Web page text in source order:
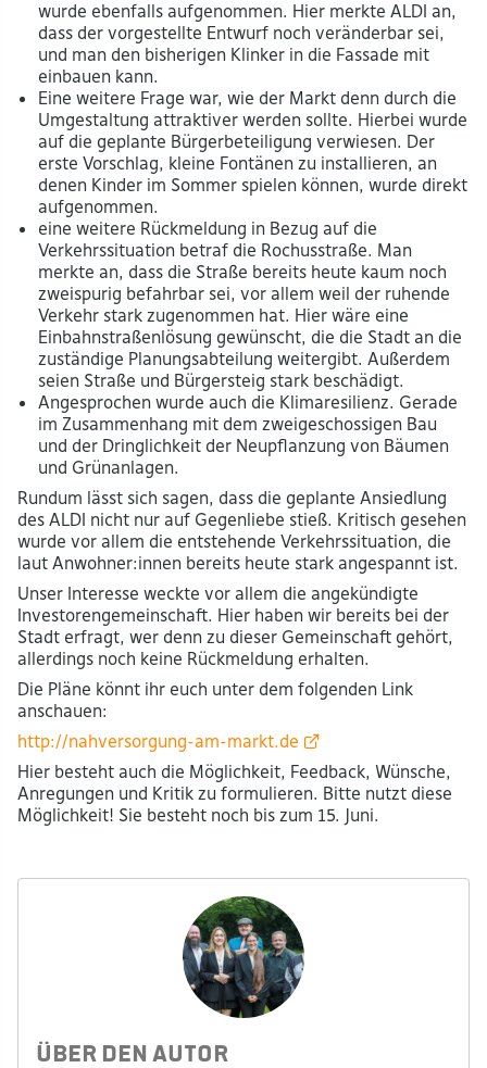
wurde ebenfalls aufgenommen. Hier merkte ALDI an,
dass der vorgestellte Entwurf noch veränderbar sei,
und man den bisherigen Klinker in die Fassade mit
einbauen kann.
Eine weitere Frage war, wie der Markt denn durch die
Umgestaltung attraktiver werden sollte. Hierbei wurde
auf die geplante Bürgerbeteiligung verwiesen. Der
erste Vorschlag, kleine Fontänen zu installieren, an
denen Kinder im Sommer spielen können, wurde direkt
aufgenommen.
eine weitere Rückmeldung in Bezug auf die
Verkehrssituation betraf die Rochusstraße. Man
merkte an, dass die Straße bereits heute kaum noch
zweispurig befahrbar sei, vor allem weil der ruhende
Verkehr stark zugenommen hat. Hier wäre eine
Einbahnstraßenlösung gewünscht, die die Stadt an die
zuständige Planungsabteilung weitergibt. Außerdem
seien Straße und Bürgersteig stark beschädigt.
Angesprochen wurde auch die Klimaresilienz. Gerade
im Zusammenhang mit dem zweigeschossigen Bau
und der Dringlichkeit der Neupflanzung von Bäumen
und Grünanlagen.
Rundum lässt sich sagen, dass die geplante Ansiedlung
des ALDI nicht nur auf Gegenliebe stieß. Kritisch gesehen
wurde vor allem die entstehende Verkehrssituation, die
laut Anwohner:innen bereits heute stark angespannt ist.
Unser Interesse weckte vor allem die angekündigte
Investorengemeinschaft. Hier haben wir bereits bei der
Stadt erfragt, wer denn zu dieser Gemeinschaft gehört,
allerdings noch keine Rückmeldung erhalten.
Die Pläne könnt ihr euch unter dem folgenden Link
anschauen:
http://​nahversorgung-am-markt.de
Hier besteht auch die Möglichkeit, Feedback, Wünsche,
Anregungen und Kritik zu formulieren. Bitte nutzt diese
Möglichkeit! Sie besteht noch bis zum 15. Juni.
Über den Autor